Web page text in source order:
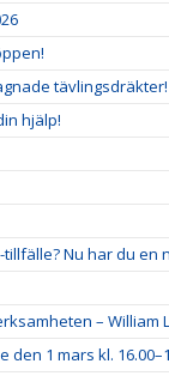
tävlingsdräkter!
hjälp!
Nu har du en
–
1 mars kl.